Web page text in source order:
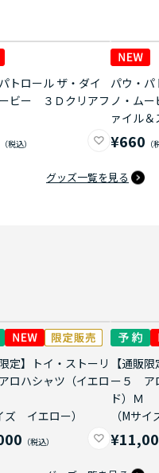
トロール ザ・ダイ
ビー ３Ｄクリアフ
パウ・パ
ノ・ム
ァイル
¥660
グッズ一覧を見る
限定】トイ・ストーリ
ロハシャツ（イエロ
ズ イエロー）
【通販
ー５ ア
ド）Ｍ
（Mサ